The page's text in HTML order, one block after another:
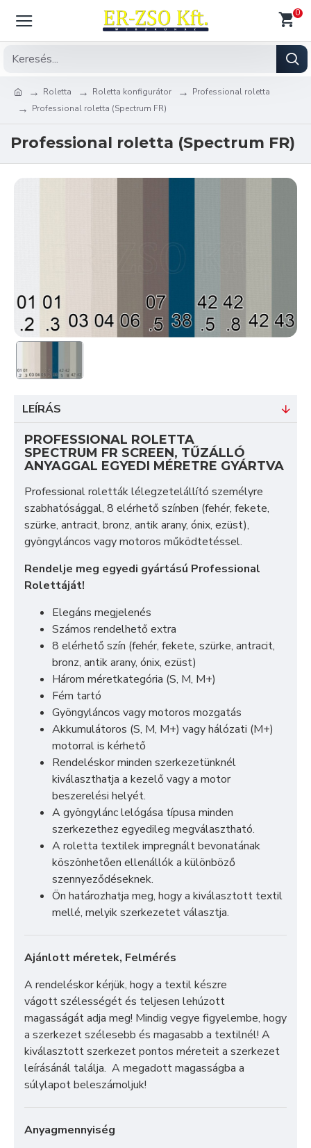
0
Roletta Roletta konfigurátor
Professional roletta
Professional roletta (Spectrum FR)
Professional roletta (Spectrum FR)
LEÍRÁS
PROFESSIONAL ROLETTA
SPECTRUM FR SCREEN, TŰZÁLLÓ
ANYAGGAL EGYEDI MÉRETRE GYÁRTVA
Professional roletták lélegzetelállító személyre
szabhatósággal, 8 elérhető színben (fehér, fekete,
szürke, antracit, bronz, antik arany, ónix, ezüst),
gyöngyláncos vagy motoros működtetéssel.
Rendelje meg egyedi gyártású Professional
Rolettáját!
Elegáns megjelenés
Számos rendelhető extra
8 elérhető szín (fehér, fekete, szürke, antracit,
bronz, antik arany, ónix, ezüst)
Három méretkategória (S, M, M+)
Fém tartó
Gyöngyláncos vagy motoros mozgatás
Akkumulátoros (S, M, M+) vagy hálózati (M+)
motorral is kérhető
Rendeléskor minden szerkezetünknél
kiválaszthatja a kezelő vagy a motor
beszerelési helyét.
A gyöngylánc lelógása típusa minden
szerkezethez egyedileg megválasztható.
A roletta textilek impregnált bevonatának
köszönhetően ellenállók a különböző
szennyeződéseknek.
Ön határozhatja meg, hogy a kiválasztott textil
mellé, melyik szerkezetet választja.
Ajánlott méretek, Felmérés
A rendeléskor kérjük, hogy a textil készre
vágott szélességét és teljesen lehúzott
magasságát adja meg! Mindig vegye figyelembe, hogy
a szerkezet szélesebb és magasabb a textilnél! A
kiválasztott szerkezet pontos méreteit a szerkezet
leírásánál találja. A megadott magasságba a
súlylapot beleszámoljuk!
Anyagmennyiség